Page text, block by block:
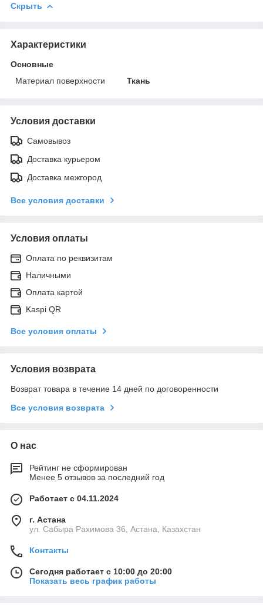
Скрыть
Характеристики
Основные
Материал поверхности
Ткань
Условия доставки
Самовывоз
Доставка курьером
Доставка межгород
Все условия доставки
Условия оплаты
Оплата по реквизитам
Наличными
Оплата картой
Kaspi QR
Все условия оплаты
Условия возврата
Возврат товара в течение 14 дней по договоренности
Все условия возврата
О нас
Рейтинг не сформирован
Менее 5 отзывов за последний год
Работает с 04.11.2024
г. Астана
ул. Сабыра Рахимова 36, Астана, Казахстан
Контакты
Сегодня работает с 10:00 до 20:00
Показать весь график работы